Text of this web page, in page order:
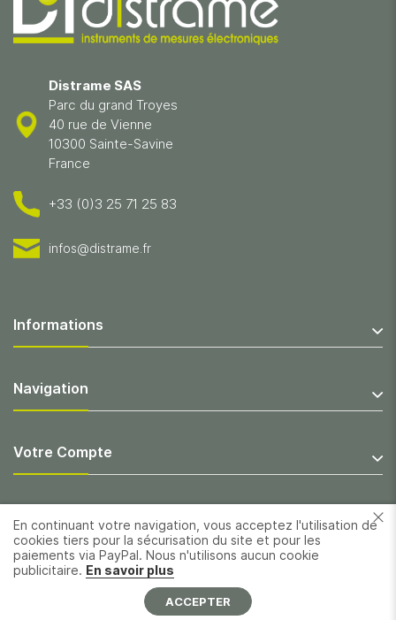
En continuant votre navigation, vous acceptez l'utilisation de
cookies tiers pour la sécurisation du site et pour les
paiements via PayPal. Nous n'utilisons aucun cookie
publicitaire. En savoir plus
ACCEPTER
Distrame SAS
Parc du grand Troyes
40 rue de Vienne
10300 Sainte-Savine
France
+33 (0)3 25 71 25 83
infos@distrame.fr
Informations
Navigation
Votre Compte